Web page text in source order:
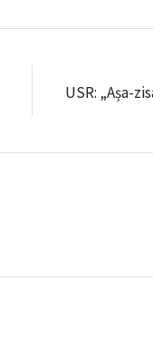
USR: „Așa-